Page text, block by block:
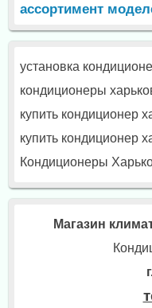
ассортимент
установка
кондиционеры
купить кондиционер
купить кондиционер
Кондиционеры
Магазин